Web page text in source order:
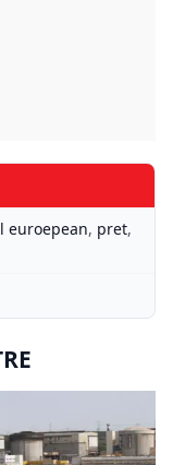
euroepean, pret,